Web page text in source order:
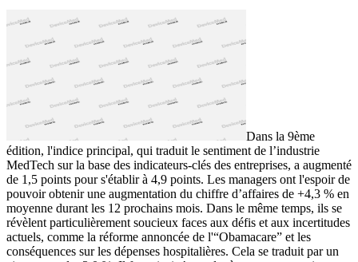
Dans la 9ème
édition, l'indice principal, qui traduit le sentiment de l’industrie
MedTech sur la base des indicateurs-clés des entreprises, a augmenté
de 1,5 points pour s'établir à 4,9 points. Les managers ont l'espoir de
pouvoir obtenir une augmentation du chiffre d’affaires de +4,3 % en
moyenne durant les 12 prochains mois. Dans le même temps, ils se
révèlent particulièrement soucieux faces aux défis et aux incertitudes
actuels, comme la réforme annoncée de l'“Obamacare” et les
conséquences sur les dépenses hospitalières. Cela se traduit par un